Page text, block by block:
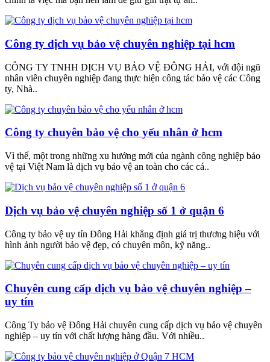
Công ty dịch vụ bảo vệ chuyên nghiệp tại hcm
CÔNG TY TNHH DỊCH VỤ BẢO VỆ ĐÔNG HẢI, với đội ngũ
nhân viên chuyên nghiệp đang thực hiện công tác bảo vệ các Công
ty, Nhà..
Công ty chuyên bảo vệ cho yếu nhân ở hcm
Vì thế, một trong những xu hướng mới của ngành công nghiệp bảo
vệ tại Việt Nam là dịch vụ bảo vệ an toàn cho các cá..
Dịch vụ bảo vệ chuyên nghiệp số 1 ở quận 6
Công ty bảo vệ uy tín Đông Hải khẳng định giá trị thương hiệu với
hình ảnh người bảo vệ đẹp, có chuyên môn, kỹ năng..
Chuyên cung cấp dịch vụ bảo vệ chuyên nghiệp –
uy tín
Công Ty bảo vệ Đông Hải chuyên cung cấp dịch vụ bảo vệ chuyên
nghiệp – uy tín với chất lượng hàng đầu. Với nhiều..